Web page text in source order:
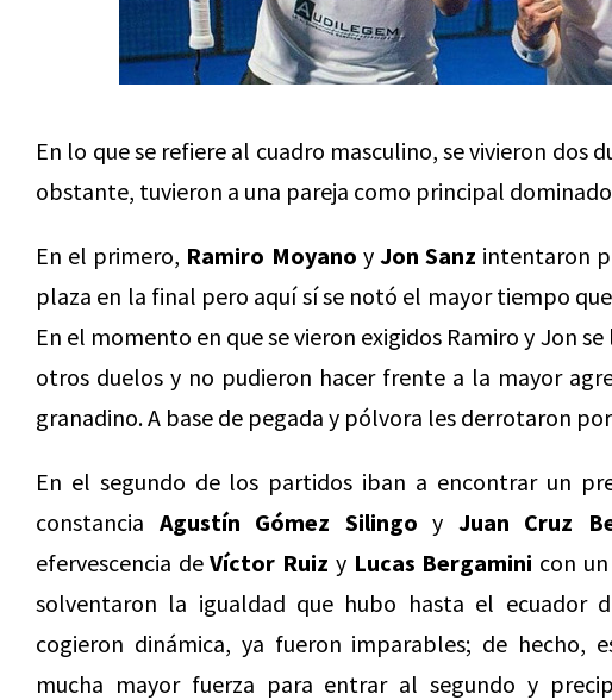
En lo que se refiere al cuadro masculino, se vivieron dos
obstante, tuvieron a una pareja como principal
En el primero, Ramiro Moyano y Jon Sanz intentaron
plaza en la final pero aquí sí se notó el mayor tiempo
En el momento en que se vieron exigidos Ramiro y Jon
otros duelos y no pudieron hacer frente a la mayor
granadino. A base de pegada y pólvora les derrotaron
En el segundo de los partidos iban a encontrar un
constancia Agustín Gómez Silingo y Juan Cruz
efervescencia deVíctor Ruiz y Lucas Bergamini con
solventaron la igualdad que hubo hasta el ecuador
cogieron dinámica, ya fueron imparables; de hecho,
mucha mayor fuerza para entrar al segundo y